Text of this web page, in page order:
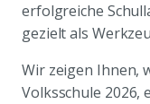
erfolgreiche
gezielt als
Wir zeigen Ihnen,
Volksschule 2026,